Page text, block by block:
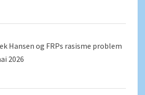
Hansen og FRPs rasisme problem
2026